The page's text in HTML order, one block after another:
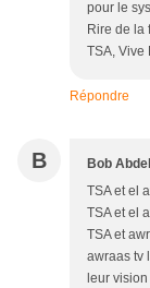
pour le
Rire de la
TSA, Vive
Répondre
B Bob
TSA et el
TSA et el
TSA et
awraas tv
leur